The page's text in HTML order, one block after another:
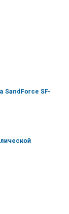
SandForce SF-